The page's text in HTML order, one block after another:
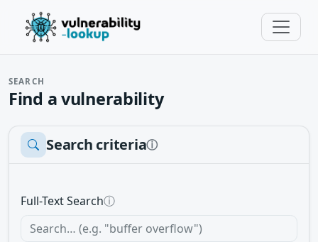
SEARCH
Find a vulnerability
Search criteriaⓘ
Full-Text Searchⓘ